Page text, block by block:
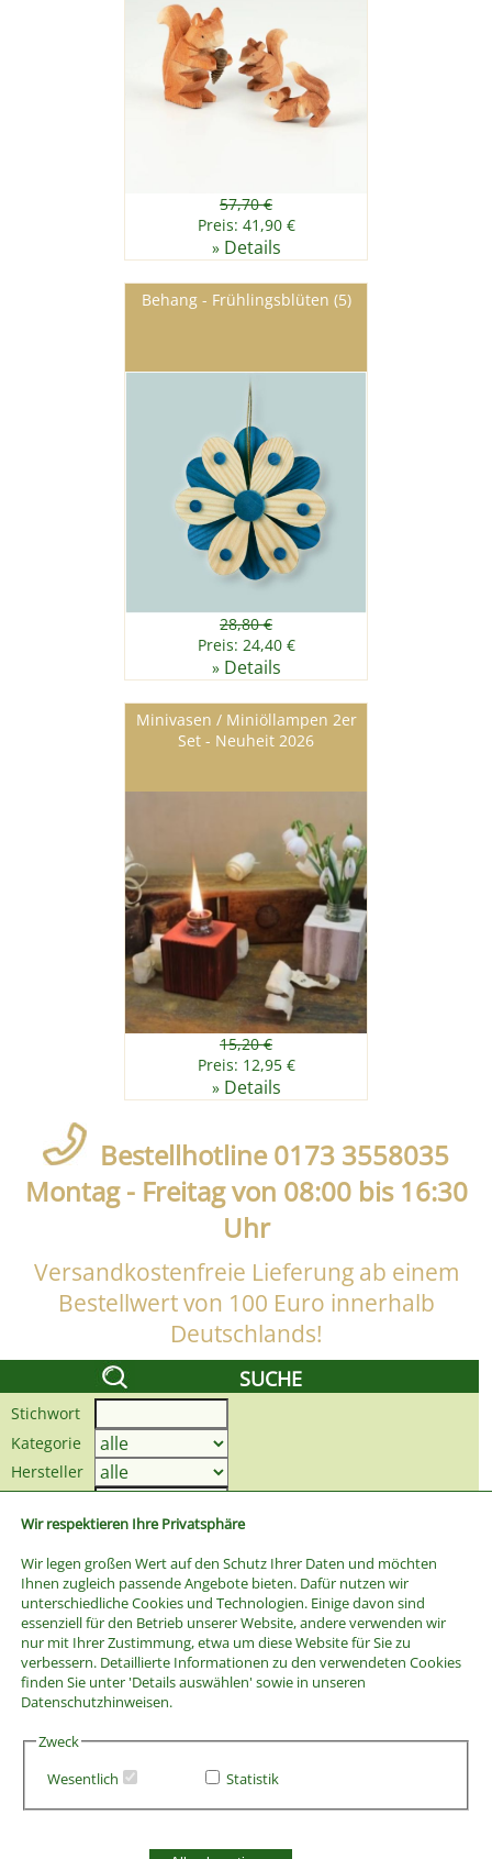
Wir respektieren Ihre Privatsphäre
Wir legen großen Wert auf den Schutz Ihrer Daten und möchten
Ihnen zugleich passende Angebote bieten. Dafür nutzen wir
unterschiedliche Cookies und Technologien. Einige davon sind
essenziell für den Betrieb unserer Website, andere verwenden wir
nur mit Ihrer Zustimmung, etwa um diese Website für Sie zu
verbessern. Detaillierte Informationen zu den verwendeten Cookies
finden Sie unter 'Details auswählen' sowie in unseren
Datenschutzhinweisen.
Zweck
Wesentlich
Statistik
57,70 €
Preis: 41,90 €
» Details
Behang - Frühlingsblüten (5)
28,80 €
Preis: 24,40 €
» Details
Minivasen / Miniöllampen 2er
Set - Neuheit 2026
15,20 €
Preis: 12,95 €
» Details
Bestellhotline 0173 3558035
Montag - Freitag von 08:00 bis 16:30
Uhr
Versandkostenfreie Lieferung ab einem
Bestellwert von 100 Euro innerhalb
Deutschlands!
SUCHE
Stichwort
Kategorie
Hersteller